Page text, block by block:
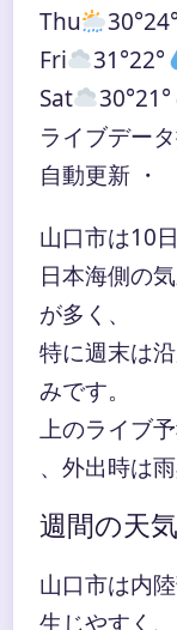
Thu
30°24°
Fri
31°22°
Sat
30°21°
ライブデータ
自動更新 ・
山口市は10
日本海側の
が多く、
特に週末は
みです。
上のライブ
、外出時は
週間の天
山口市は内
生じやすく、